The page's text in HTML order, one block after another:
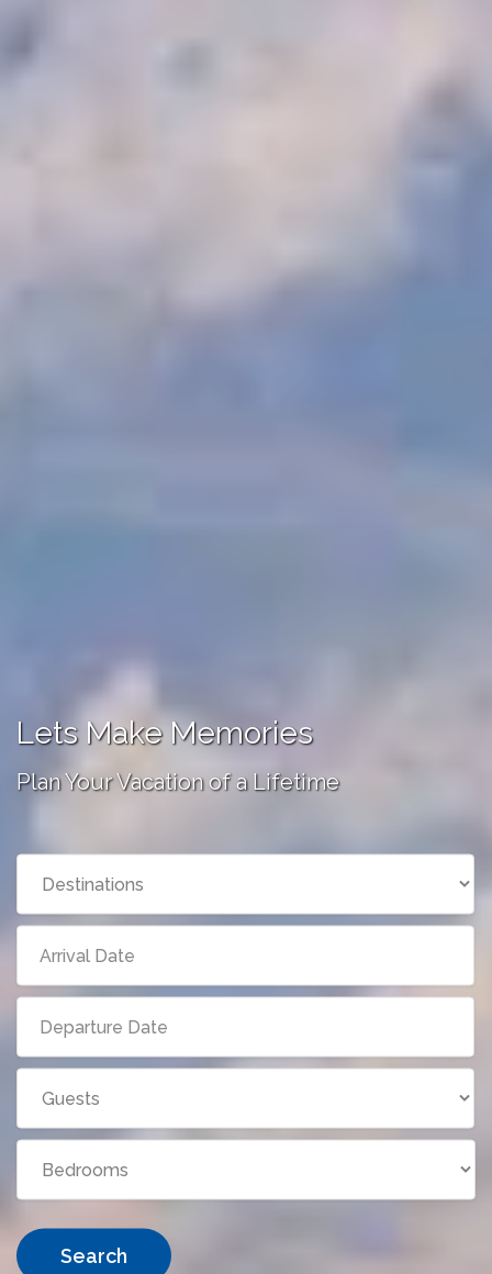
Lets Make Memories
Plan Your Vacation of a Lifetime
Search